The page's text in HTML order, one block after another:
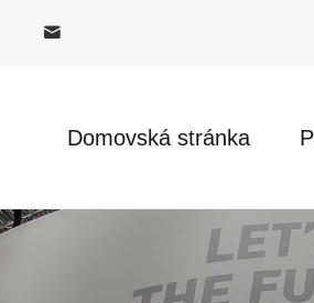
Domovská stránka